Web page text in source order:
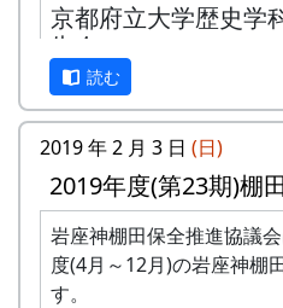
ブする企画）でみんなで
水と太陽の国で
日程 : 2024年8月27日
会場 : 岩座神公会堂（
美区岩座神378）
お問い合せ・お申し込み
WEB 予約 :
https://forms.gle/
MAIL :
TEL : 090 9629 2057 (
京都府立大学歴史学
告会
『岩座神の歴史と文
日時・場所
日時 : 2024年6月15日
場所 : 岩座神公会堂
プログラム
岩座神における棚田
読む
2019 年 2 月 3 日 (日)
2019年度(第23期)棚
岩座神棚田保全推進協議
度(4月～12月)の岩座神棚
す。